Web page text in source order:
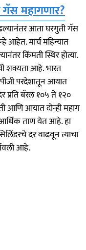
महागणार?
आता घरगुती गॅस
आहेत. मार्च महिन्यात
किंमती स्थिर होत्या.
शक्यता आहे. भारत
परदेशातून आयात
प्रति बॅरल १०५ ते १२०
आणि आयात दोन्ही महाग
ताण येत आहे. हा
दर वाढवून त्याचा
आहे.